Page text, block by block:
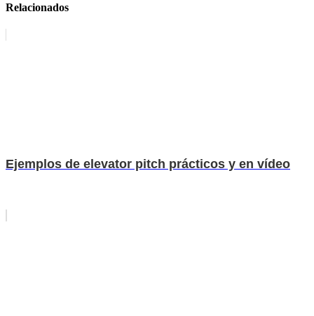
Relacionados
Ejemplos de elevator pitch prácticos y en vídeo